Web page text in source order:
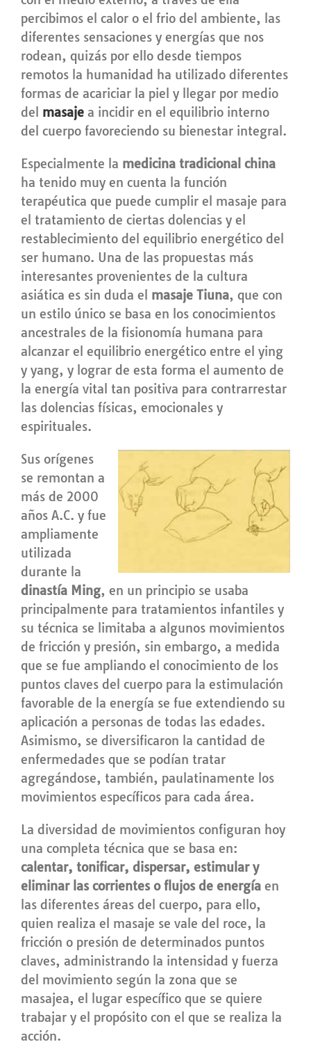
percibimos el calor o el frio del ambiente, las
diferentes sensaciones y energías que nos
rodean, quizás por ello desde tiempos
remotos la humanidad ha utilizado diferentes
formas de acariciar la piel y llegar por medio
del masaje a incidir en el equilibrio interno
del cuerpo favoreciendo su bienestar integral.
Especialmente la medicina tradicional china
ha tenido muy en cuenta la función
terapéutica que puede cumplir el masaje para
el tratamiento de ciertas dolencias y el
restablecimiento del equilibrio energético del
ser humano. Una de las propuestas más
interesantes provenientes de la cultura
asiática es sin duda el masaje Tiuna, que con
un estilo único se basa en los conocimientos
ancestrales de la fisionomía humana para
alcanzar el equilibrio energético entre el ying
y yang, y lograr de esta forma el aumento de
la energía vital tan positiva para contrarrestar
las dolencias físicas, emocionales y
espirituales.
Sus orígenes
se remontan a
más de 2000
años A.C. y fue
ampliamente
utilizada
durante la
dinastía Ming, en un principio se usaba
principalmente para tratamientos infantiles y
su técnica se limitaba a algunos movimientos
de fricción y presión, sin embargo, a medida
que se fue ampliando el conocimiento de los
puntos claves del cuerpo para la estimulación
favorable de la energía se fue extendiendo su
aplicación a personas de todas las edades.
Asimismo, se diversificaron la cantidad de
enfermedades que se podían tratar
agregándose, también, paulatinamente los
movimientos específicos para cada área.
La diversidad de movimientos configuran hoy
una completa técnica que se basa en:
calentar, tonificar, dispersar, estimular y
eliminar las corrientes o flujos de energía en
las diferentes áreas del cuerpo, para ello,
quien realiza el masaje se vale del roce, la
fricción o presión de determinados puntos
claves, administrando la intensidad y fuerza
del movimiento según la zona que se
masajea, el lugar específico que se quiere
trabajar y el propósito con el que se realiza la
acción.